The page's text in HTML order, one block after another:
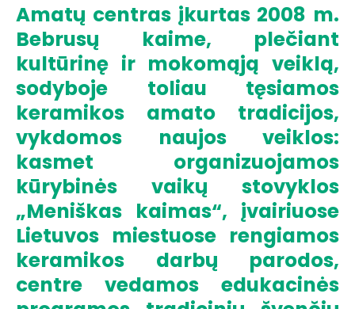
Amatų centras įkurtas 2008 m.
Bebrusų kaime, plečiant
kultūrinę ir mokomąją veiklą,
sodyboje toliau tęsiamos
keramikos amato tradicijos,
vykdomos naujos veiklos:
kasmet organizuojamos
kūrybinės vaikų stovyklos
„Meniškas kaimas“, įvairiuose
Lietuvos miestuose rengiamos
keramikos darbų parodos,
centre vedamos edukacinės